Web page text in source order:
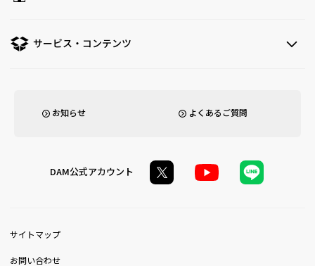
サービス・コンテンツ
お知らせ よくあるご質問
DAM公式アカウント
サイトマップ
お問い合わせ